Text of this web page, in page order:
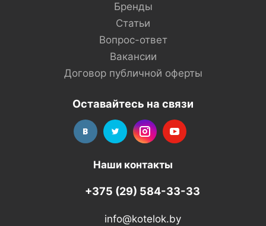
Бренды
Статьи
Вопрос-ответ
Вакансии
Договор публичной оферты
Оставайтесь на связи
Наши контакты
+375 (29) 584-33-33
info@kotelok.by